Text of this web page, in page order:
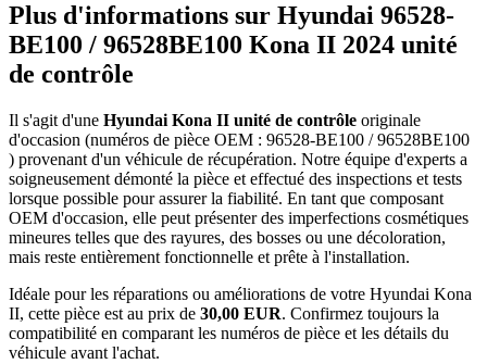
Plus d'informations sur Hyundai 96528-
BE100 / 96528BE100 Kona II 2024 unité
de contrôle
Il s'agit d'une Hyundai Kona II unité de contrôle originale
d'occasion (numéros de pièce OEM : 96528-BE100 / 96528BE100
) provenant d'un véhicule de récupération. Notre équipe d'experts a
soigneusement démonté la pièce et effectué des inspections et tests
lorsque possible pour assurer la fiabilité. En tant que composant
OEM d'occasion, elle peut présenter des imperfections cosmétiques
mineures telles que des rayures, des bosses ou une décoloration,
mais reste entièrement fonctionnelle et prête à l'installation.
Idéale pour les réparations ou améliorations de votre Hyundai Kona
II, cette pièce est au prix de 30,00 EUR. Confirmez toujours la
compatibilité en comparant les numéros de pièce et les détails du
véhicule avant l'achat.